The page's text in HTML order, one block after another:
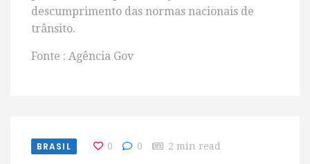
descumprimento das normas nacionais de
trânsito.
Fonte : Agência Gov
BRASIL 0 0 2 min read